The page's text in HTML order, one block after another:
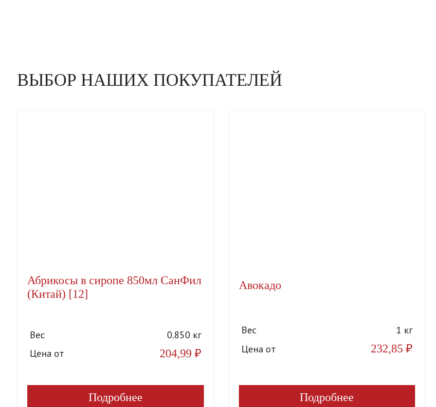
ВЫБОР НАШИХ ПОКУПАТЕЛЕЙ
Абрикосы в сиропе 850мл СанФил
(Китай) [12]
Вес
0.850 кг
Цена от
204,99 ₽
Подробнее
Авокадо
Вес
1 кг
Цена от
232,85₽
Подробнее